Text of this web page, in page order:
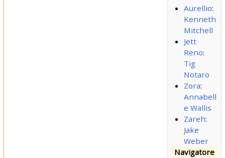
Aurellio:
Kenneth
Mitchell
Jett
Reno:
Tig
Notaro
Zora:
Annabell
e Wallis
Zareh:
Jake
Weber
Navigatore